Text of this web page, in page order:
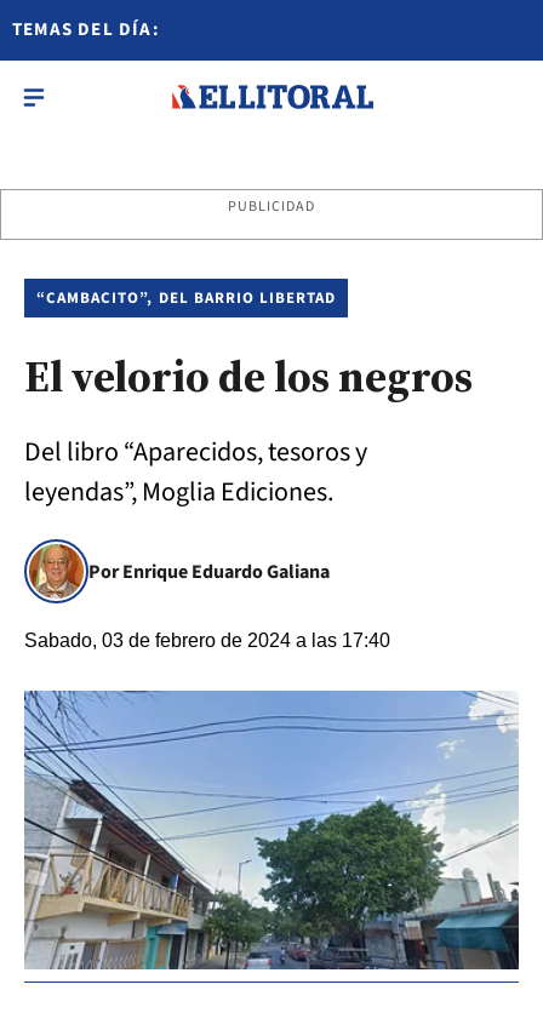
TEMAS DEL DÍA:
PUBLICIDAD
“CAMBACITO”, DEL BARRIO LIBERTAD
El velorio de los negros
Del libro “Aparecidos, tesoros y
leyendas”, Moglia Ediciones.
Por Enrique Eduardo Galiana
Sabado, 03 de febrero de 2024 a las 17:40